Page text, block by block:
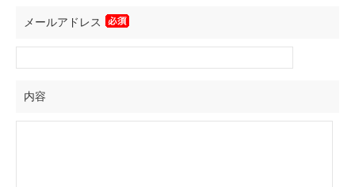
メールアドレス
内容